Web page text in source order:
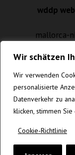
Wir schätzen
Wir verwenden
personalisierte
Datenverkehr zu
klicken, stimmen
Cookie-Richtlinie
wddp
mallorca-
©